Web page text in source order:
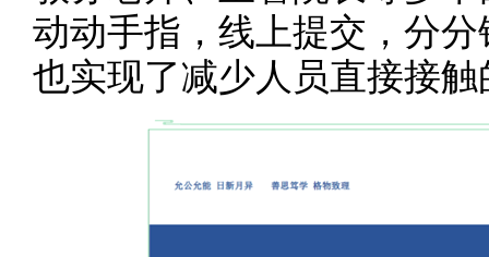
动动手指，线上提交，分
也实现了减少人员直接接